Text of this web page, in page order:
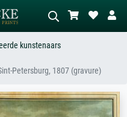
AI-beeldzoeker
abstract met veel rood, donker
olieverfschilderij, staand naakt naast
kunstenaars
Petersburg, 1807 (gravure)